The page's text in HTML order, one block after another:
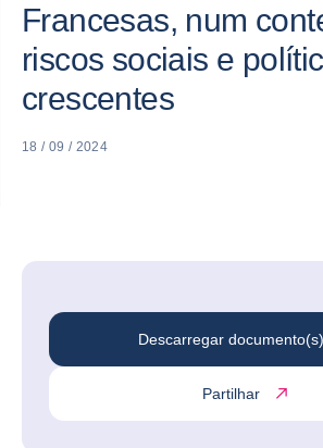
Francesas, num
riscos sociais e
crescentes
18 / 09 / 2024
Descarregar documento(s)
Partilhar